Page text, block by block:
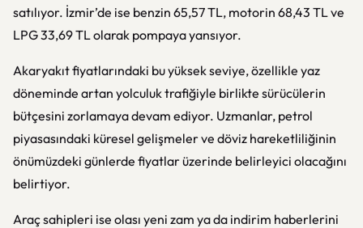
satılıyor. İzmir’de ise benzin 65,57 TL, motorin 68,43 TL ve
LPG 33,69 TL olarak pompaya yansıyor.
Akaryakıt fiyatlarındaki bu yüksek seviye, özellikle yaz
döneminde artan yolculuk trafiğiyle birlikte sürücülerin
bütçesini zorlamaya devam ediyor. Uzmanlar, petrol
piyasasındaki küresel gelişmeler ve döviz hareketliliğinin
önümüzdeki günlerde fiyatlar üzerinde belirleyici olacağını
belirtiyor.
Araç sahipleri ise olası yeni zam ya da indirim haberlerini